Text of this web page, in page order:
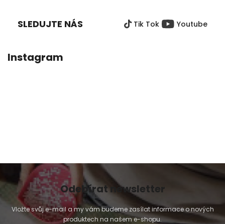
hvězdiček.
SLEDUJTE NÁS Tik Tok Youtube
Instagram
Odebírat newsletter
Vložte svůj e-mail a my vám budeme zasílat informace o nových
produktech na našem e-shopu.